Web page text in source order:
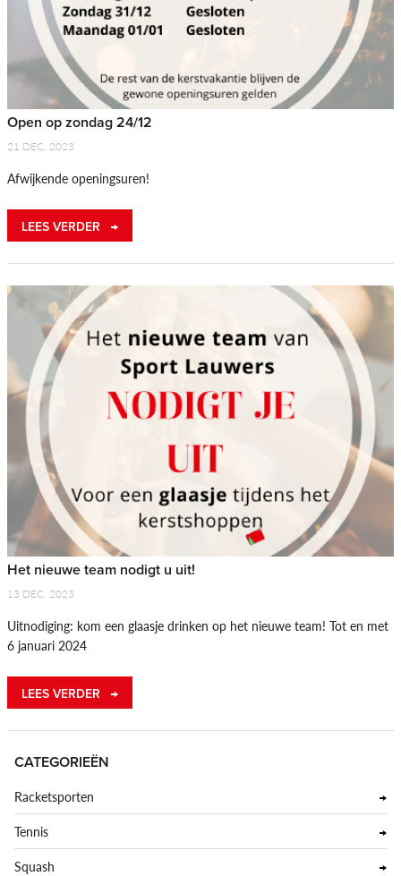
Open op zondag 24/12
21 DEC. 2023
Afwijkende openingsuren!
LEES VERDER
Het nieuwe team nodigt u uit!
13 DEC. 2023
Uitnodiging: kom een glaasje drinken op het nieuwe team! Tot en met
6 januari 2024
LEES VERDER
CATEGORIEËN
Racketsporten
Tennis
Squash